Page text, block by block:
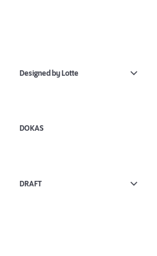
Designed by Lotte
DOKAS
DRAFT